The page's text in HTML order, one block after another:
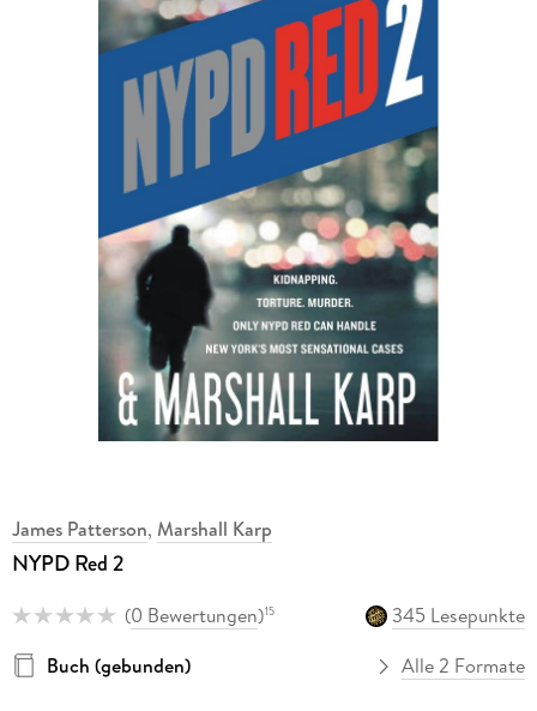
James Patterson, Marshall Karp
NYPD Red 2
(0 Bewertungen)15
345 Lesepunkte
Buch (gebunden)
Alle 2 Formate